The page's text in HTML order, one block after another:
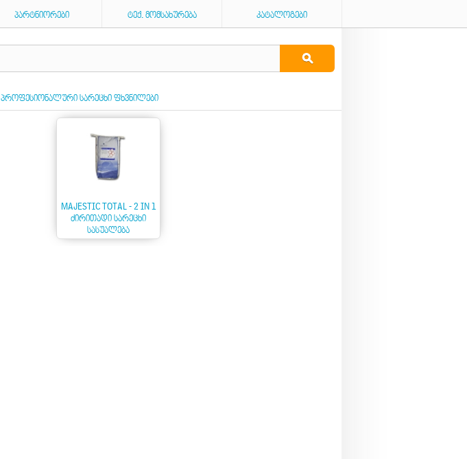
ᲞᲐᲠᲢᲜᲘᲝᲠᲔᲑᲘ ᲢᲔᲥ. ᲛᲝᲛᲡᲐᲮᲣᲠᲔᲑᲐ ᲙᲐᲢᲐᲚᲝᲒᲔᲑᲘ
ᲞᲠᲝᲤᲔᲡᲘᲝᲜᲐᲚᲣᲠᲘ ᲡᲐᲠᲔᲪᲮᲘ ᲤᲮᲕᲜᲘᲚᲔᲑᲘ
MAJESTIC TOTAL - 2 IN 1
ᲫᲘᲠᲘᲗᲐᲓᲘ ᲡᲐᲠᲔᲪᲮᲘ
ᲡᲐᲡᲣᲐᲚᲔᲑᲐ